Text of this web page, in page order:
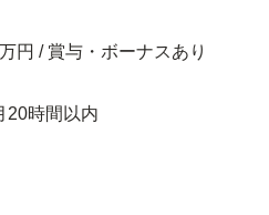
円 / 賞与・ボーナスあり
20時間以内